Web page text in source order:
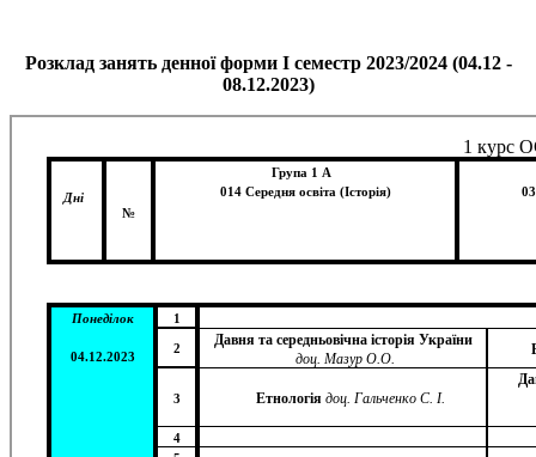
Розклад занять денної форми І семестр 2023/2024 (04.12 -
08.12.2023)